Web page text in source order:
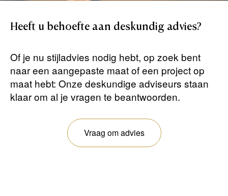
Heeft u behoefte aan deskundig advies?
Of je nu stijladvies nodig hebt, op zoek bent
naar een aangepaste maat of een project op
maat hebt: Onze deskundige adviseurs staan ​​
klaar om al je vragen te beantwoorden.
Vraag om advies